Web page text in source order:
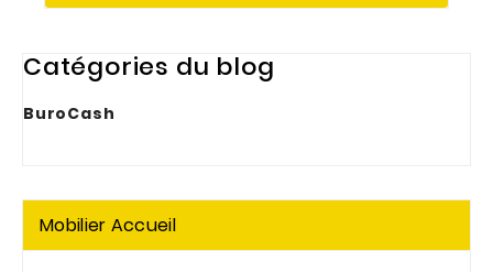
Catégories du blog
BuroCash
Mobilier Accueil